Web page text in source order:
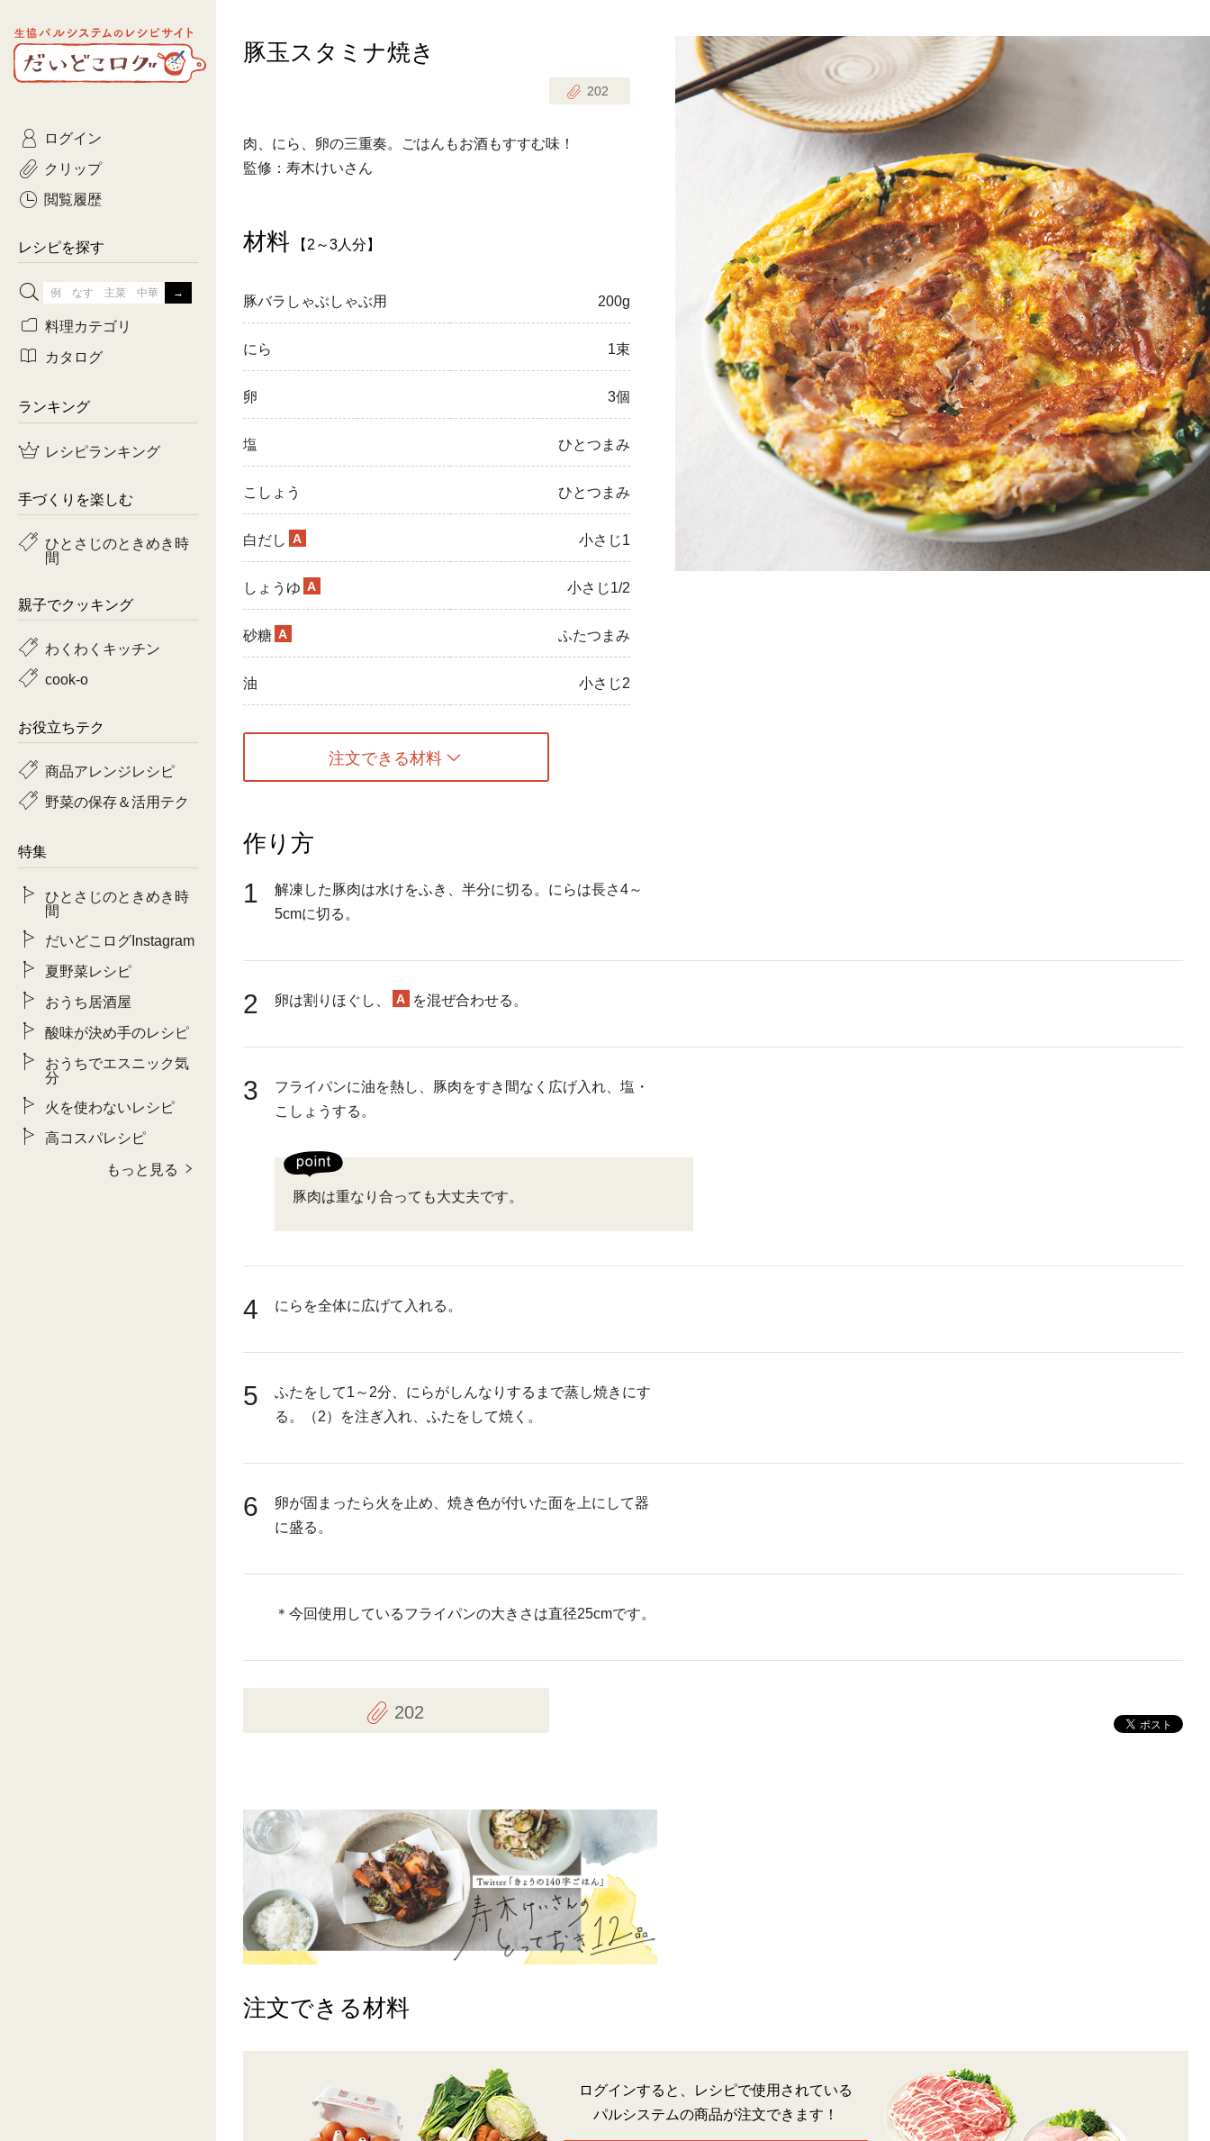
生協パルシステムのレシピ
サイト
だいどこログ
豚玉スタミナ焼き
202
肉、にら、卵の三重奏。ごはんもお酒もすすむ味！
監修：寿木けいさん
材料 【2～3人分】
豚バラしゃぶしゃぶ用 200g
にら 1束
卵 3個
塩 ひとつまみ
こしょう ひとつまみ
白だし A 小さじ1
しょうゆ A 小さじ1/2
砂糖 A ふたつまみ
油 小さじ2
注文できる材料
作り方
1
解凍した豚肉は水けをふき、半分に切る。にらは長さ4～
5cmに切る。
2 卵は割りほぐし、 A を混ぜ合わせる。
3
フライパンに油を熱し、豚肉をすき間なく広げ入れ、塩・
こしょうする。
豚肉は重なり合っても大丈夫です。
4 にらを全体に広げて入れる。
5
ふたをして1～2分、にらがしんなりするまで蒸し焼きにす
る。（2）を注ぎ入れ、ふたをして焼く。
6
卵が固まったら火を止め、焼き色が付いた面を上にして器
に盛る。
＊今回使用しているフライパンの大きさは直径25cmです。
202
注文できる材料
ログインすると、レシピで使用されている
パルシステムの商品が注文できます！
ログイン
クリップ
閲覧履歴
レシピを探す
ひとさじのときめき時間
おきらくだ 1歳半からの幼児食
がんばらない平日ごはん
ピーマン なす
料理カテゴリ
主菜
常備菜・作りおき お弁当
カタログ
コトコト
yumyumいっしょごはん
乾物屋さん
ランキング
レシピランキング
手づくりを楽しむ
ひとさじのときめき時
間
親子でクッキング
わくわくキッチン
cook-o
お役立ちテク
商品アレンジレシピ
野菜の保存＆活用テク
特集
ひとさじのときめき時
間
だいどこログInstagram
夏野菜レシピ
おうち居酒屋
酸味が決め手のレシピ
おうちでエスニック気
分
火を使わないレシピ
高コスパレシピ
もっと見る